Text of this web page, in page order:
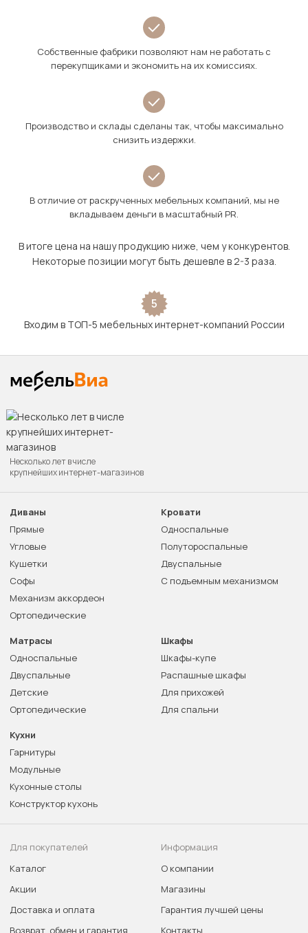
Собственные фабрики позволяют нам не работать с
перекупщиками и экономить на их комиссиях.
Производство и склады сделаны так, чтобы максимально
снизить издержки.
В отличие от раскрученных мебельных компаний, мы не
вкладываем деньги в масштабный PR.
В итоге цена на нашу продукцию ниже, чем у конкурентов.
Некоторые позиции могут быть дешевле в 2-3 раза.
5
Входим в ТОП-5 мебельных интернет-компаний России
Несколько лет в числе
крупнейших интернет-магазинов
Диваны
Прямые
Угловые
Кушетки
Софы
Механизм аккордеон
Ортопедические
Кровати
Односпальные
Полутороспальные
Двуспальные
С подъемным механизмом
Матрасы
Односпальные
Двуспальные
Детские
Ортопедические
Шкафы
Шкафы-купе
Распашные шкафы
Для прихожей
Для спальни
Кухни
Гарнитуры
Модульные
Кухонные столы
Конструктор кухонь
Для покупателей
Каталог
Акции
Доставка и оплата
Возврат, обмен и гарантия
Информация
О компании
Магазины
Гарантия лучшей цены
Контакты